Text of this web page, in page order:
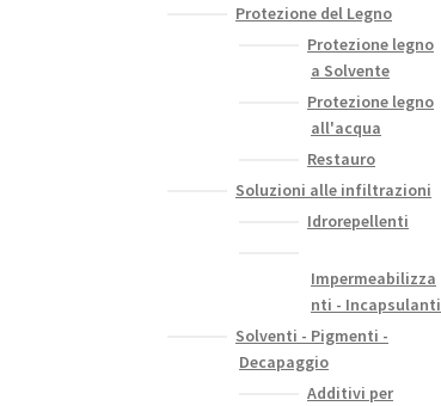
Protezione del Legno
Protezione legno
a Solvente
Protezione legno
all'acqua
Restauro
Soluzioni alle infiltrazioni
Idrorepellenti
Impermeabilizza
nti - Incapsulanti
Solventi - Pigmenti -
Decapaggio
Additivi per